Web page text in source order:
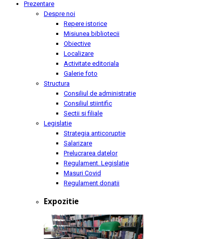
Prezentare
Despre noi
Repere istorice
Misiunea bibliotecii
Obiective
Localizare
Activitate editoriala
Galerie foto
Structura
Consiliul de administratie
Consiliul stiintific
Sectii si filiale
Legislatie
Strategia anticoruptie
Salarizare
Prelucrarea datelor
Regulament. Legislatie
Masuri Covid
Regulament donatii
Expozitie